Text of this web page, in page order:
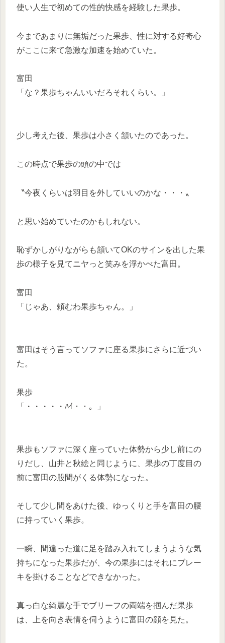
使い人生で初めての性的快感を経験した果歩。
今まであまりに無垢だった果歩、性に対する好奇心
がここに来て急激な加速を始めていた。
富田
「な？果歩ちゃんいいだろそれくらい。」
少し考えた後、果歩は小さく頷いたのであった。
この時点で果歩の頭の中では
〝今夜くらいは羽目を外していいのかな・・・〟
と思い始めていたのかもしれない。
恥ずかしがりながらも頷いてOKのサインを出した果
歩の様子を見てニヤっと笑みを浮かべた富田。
富田
「じゃあ、頼むわ果歩ちゃん。」
富田はそう言ってソファに座る果歩にさらに近づい
た。
果歩
「・・・・・ﾊｲ・・。」
果歩もソファに深く座っていた体勢から少し前にの
りだし、山井と秋絵と同じように、果歩の丁度目の
前に富田の股間がくる体勢になった。
そして少し間をあけた後、ゆっくりと手を富田の腰
に持っていく果歩。
一瞬、間違った道に足を踏み入れてしまうような気
持ちになった果歩だが、今の果歩にはそれにブレー
キを掛けることなどできなかった。
真っ白な綺麗な手でブリーフの両端を掴んだ果歩
は、上を向き表情を伺うように富田の顔を見た。